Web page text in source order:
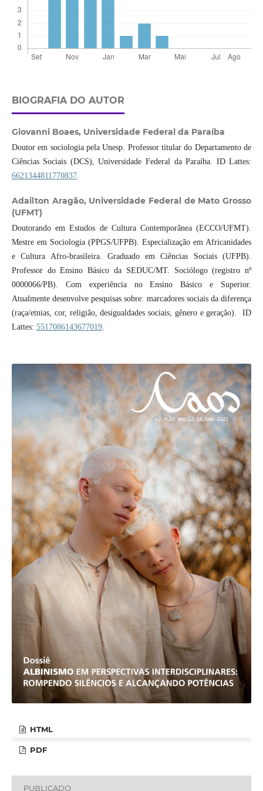
BIOGRAFIA DO AUTOR
Giovanni Boaes, Universidade Federal da Paraíba
Doutor em sociologia pela Unesp. Professor titular do Departamento de
Ciências Sociais (DCS), Universidade Federal da Paraíba. ID Lattes:
6621344811770837.
Adailton Aragão, Universidade Federal de Mato Grosso
(UFMT)
Doutorando em Estudos de Cultura Contemporânea (ECCO/UFMT).
Mestre em Sociologia (PPGS/UFPB). Especialização em Africanidades
e Cultura Afro-brasileira. Graduado em Ciências Sociais (UFPB).
Professor do Ensino Básico da SEDUC/MT. Sociólogo (registro nº
0000066/PB). Com experiência no Ensino Básico e Superior.
Atualmente desenvolve pesquisas sobre: marcadores sociais da diferença
(raça/etnias, cor, religião, desigualdades sociais, gênero e geração). ID
Lattes: 5517086143677019.
HTML
PDF
PUBLICADO